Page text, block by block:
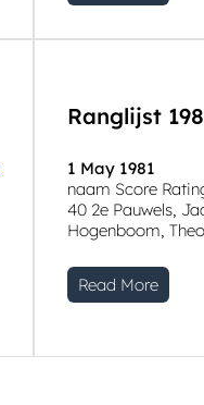
Ranglijst
1 May 1981
naam Score
40 2e Pauwels,
Hogenboom,
Read More